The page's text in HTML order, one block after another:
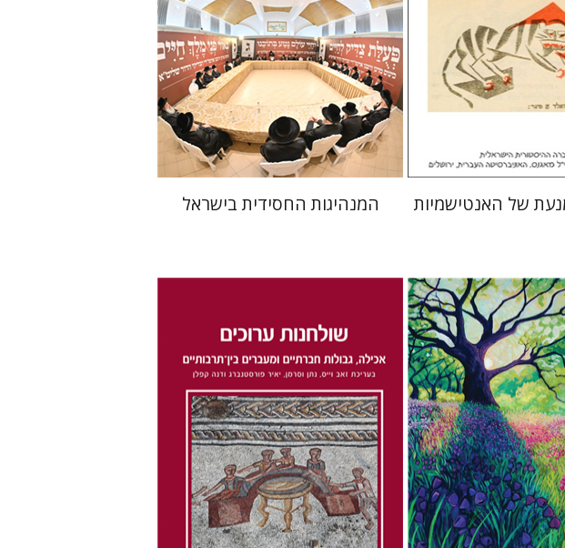
אתר ספר מודפס
$32
של האנטישמיות
הנחת אתר ספר מודפס
$46
$41
המנהיגות החסידית בישראל
דנה קפלן נתן וסרמן
זאב וייס
יאיר פורסטנברג